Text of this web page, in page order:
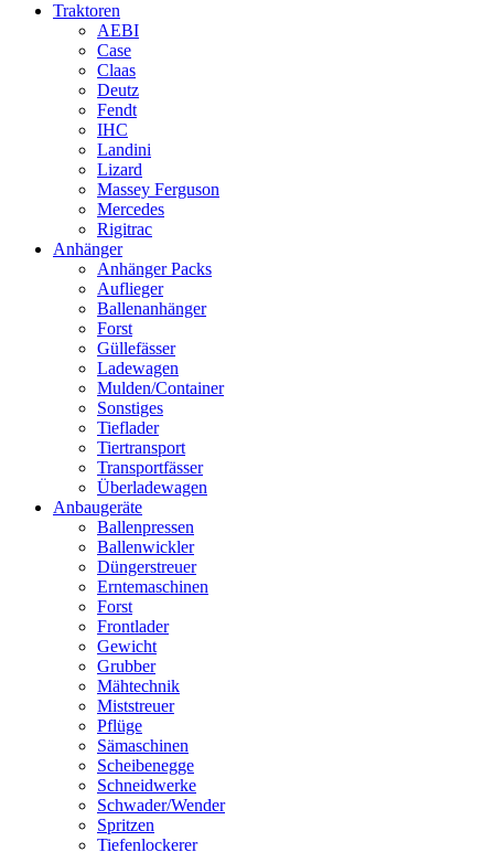
Traktoren
AEBI
Case
Claas
Deutz
Fendt
IHC
Landini
Lizard
Massey Ferguson
Mercedes
Rigitrac
Anhänger
Anhänger Packs
Auflieger
Ballenanhänger
Forst
Güllefässer
Ladewagen
Mulden/Container
Sonstiges
Tieflader
Tiertransport
Transportfässer
Überladewagen
Anbaugeräte
Ballenpressen
Ballenwickler
Düngerstreuer
Erntemaschinen
Forst
Frontlader
Gewicht
Grubber
Mähtechnik
Miststreuer
Pflüge
Sämaschinen
Scheibenegge
Schneidwerke
Schwader/Wender
Spritzen
Tiefenlockerer